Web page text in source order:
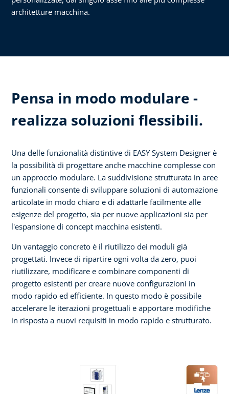
architetture macchina.
Pensa in modo modulare -
realizza soluzioni flessibili.
Una delle funzionalità distintive di EASY System Designer è
la possibilità di progettare anche macchine complesse con
un approccio modulare. La suddivisione strutturata in aree
funzionali consente di sviluppare soluzioni di automazione
articolate in modo chiaro e di adattarle facilmente alle
esigenze del progetto, sia per nuove applicazioni sia per
l'espansione di concept macchina esistenti.
Un vantaggio concreto è il riutilizzo dei moduli già
progettati. Invece di ripartire ogni volta da zero, puoi
riutilizzare, modificare e combinare componenti di
progetto esistenti per creare nuove configurazioni in
modo rapido ed efficiente. In questo modo è possibile
accelerare le iterazioni progettuali e apportare modifiche
in risposta a nuovi requisiti in modo rapido e strutturato.